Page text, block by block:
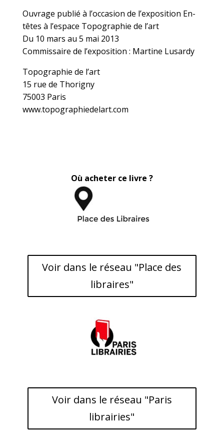
Ouvrage publié à l’occasion de l’exposition En-
têtes à l’espace Topographie de l’art
Du 10 mars au 5 mai 2013
Commissaire de l’exposition : Martine Lusardy
Topographie de l’art
15 rue de Thorigny
75003 Paris
www.topographiedelart.com
Où acheter ce livre ?
Voir dans le réseau "Place des
libraires"
Voir dans le réseau "Paris
librairies"